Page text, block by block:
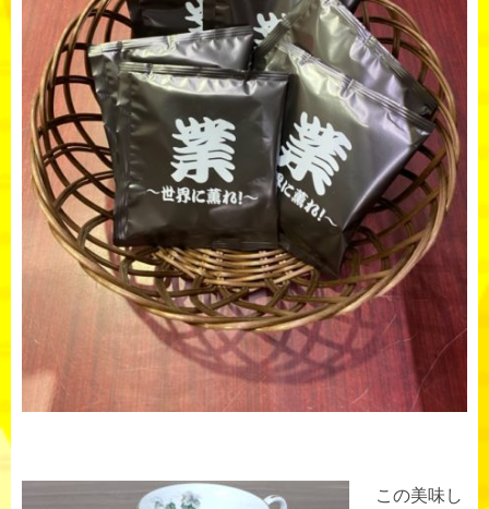
この美味し